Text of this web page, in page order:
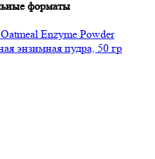
форматы
Enzyme Powder
энзимная пудра, 50 гр